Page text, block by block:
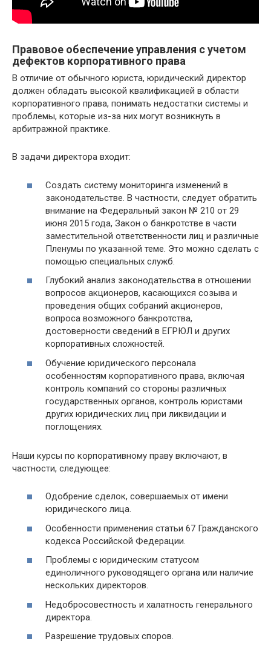
Правовое обеспечение управления с учетом
дефектов корпоративного права
В отличие от обычного юриста, юридический директор
должен обладать высокой квалификацией в области
корпоративного права, понимать недостатки системы и
проблемы, которые из-за них могут возникнуть в
арбитражной практике.
В задачи директора входит:
Создать систему мониторинга изменений в
законодательстве. В частности, следует обратить
внимание на Федеральный закон № 210 от 29
июня 2015 года, Закон о банкротстве в части
заместительной ответственности лиц и различные
Пленумы по указанной теме. Это можно сделать с
помощью специальных служб.
Глубокий анализ законодательства в отношении
вопросов акционеров, касающихся созыва и
проведения общих собраний акционеров,
вопроса возможного банкротства,
достоверности сведений в ЕГРЮЛ и других
корпоративных сложностей.
Обучение юридического персонала
особенностям корпоративного права, включая
контроль компаний со стороны различных
государственных органов, контроль юристами
других юридических лиц при ликвидации и
поглощениях.
Наши курсы по корпоративному праву включают, в
частности, следующее:
Одобрение сделок, совершаемых от имени
юридического лица.
Особенности применения статьи 67 Гражданского
кодекса Российской Федерации.
Проблемы с юридическим статусом
единоличного руководящего органа или наличие
нескольких директоров.
Недобросовестность и халатность генерального
директора.
Разрешение трудовых споров.